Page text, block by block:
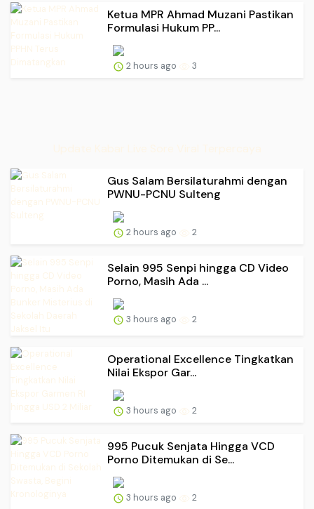
Ketua MPR Ahmad Muzani Pastikan
Formulasi Hukum PP...
2 hours ago 3
Gus Salam Bersilaturahmi dengan
PWNU-PCNU Sulteng
2 hours ago 2
Selain 995 Senpi hingga CD Video
Porno, Masih Ada ...
3 hours ago 2
Operational Excellence Tingkatkan
Nilai Ekspor Gar...
3 hours ago 2
995 Pucuk Senjata Hingga VCD
Porno Ditemukan di Se...
3 hours ago 2